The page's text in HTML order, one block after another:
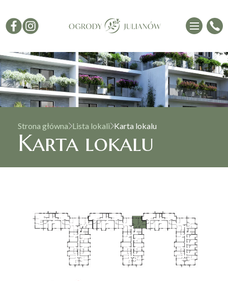
Strona główna Lista lokali Karta lokalu
Karta lokalu